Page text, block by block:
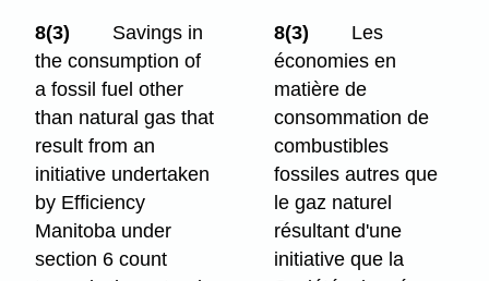
8(3)
Savings in
the consumption of
a fossil fuel other
than natural gas that
result from an
initiative undertaken
by Efficiency
Manitoba under
section 6 count
8(3)
Les
économies en
matière de
consommation de
combustibles
fossiles autres que
le gaz naturel
résultant d'une
initiative que la